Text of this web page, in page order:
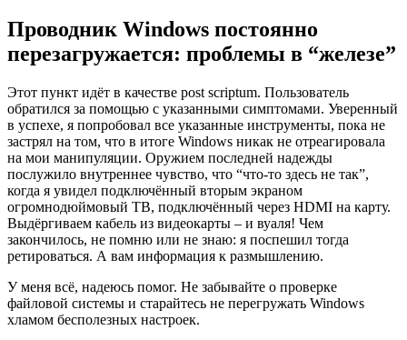
Проводник Windows постоянно
перезагружается: проблемы в “железе”
Этот пункт идёт в качестве post scriptum. Пользователь
обратился за помощью с указанными симптомами. Уверенный
в успехе, я попробовал все указанные инструменты, пока не
застрял на том, что в итоге Windows никак не отреагировала
на мои манипуляции. Оружием последней надежды
послужило внутреннее чувство, что “что-то здесь не так”,
когда я увидел подключённый вторым экраном
огромнодюймовый ТВ, подключённый через HDMI на карту.
Выдёргиваем кабель из видеокарты – и вуаля! Чем
закончилось, не помню или не знаю: я поспешил тогда
ретироваться. А вам информация к размышлению.
У меня всё, надеюсь помог. Не забывайте о проверке
файловой системы и старайтесь не перегружать Windows
хламом бесполезных настроек.